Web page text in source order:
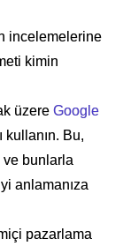
incelemelerine
kimin
üzere Google
kullanın. Bu,
ve bunlarla
anlamanıza
pazarlama